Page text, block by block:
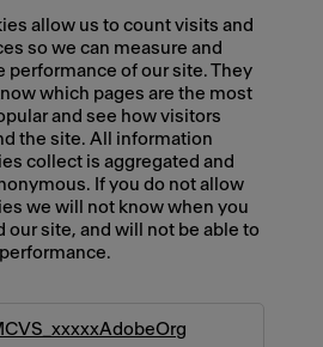
allow us to count visits and
so we can measure and
performance of our site. They
which pages are the most
and see how visitors
the site. All information
collect is aggregated and
If you do not allow
we will not know when you
our site, and will not be able to